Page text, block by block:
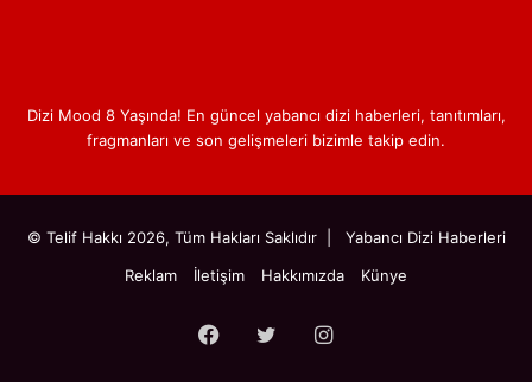
Dizi Mood 8 Yaşında! En güncel yabancı dizi haberleri, tanıtımları,
fragmanları ve son gelişmeleri bizimle takip edin.
© Telif Hakkı 2026, Tüm Hakları Saklıdır | Yabancı Dizi Haberleri
Reklam
İletişim Hakkımızda Künye
Facebook
TwitterInstagram